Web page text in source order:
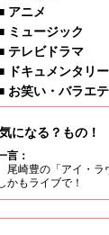
アニメ
ミュージック
テレビドラマ
ドキュメンタリー
お笑い・バラエ
になる？もの！
言：
尾崎豊の「アイ・ラ
かもライブで！